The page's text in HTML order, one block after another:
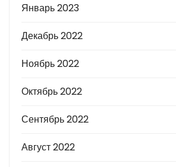
Январь 2023
Декабрь 2022
Ноябрь 2022
Октябрь 2022
Сентябрь 2022
Август 2022